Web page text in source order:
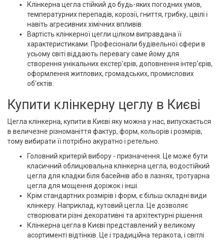
Клінкерна цегла стійкий до будь-яких погодних умов,
температурних перепадів, корозії, гниття, грибку, цвілі і
навіть агресивних хімічних впливів.
Вартість клінкерної цегли цілком виправдана її
характеристиками. Професіонали будівельної сфери в
усьому світі віддають перевагу саме йому для
створення унікальних екстер'єрів, доповнення інтер'єрів,
оформлення житлових, громадських, промислових
об'єктів.
Купити клінкерну цеглу в Києві
Цегла клінкерна, купити в Києві яку можна у нас, випускається
в величезне різноманіття фактур, форм, кольорів і розмірів,
тому вибирати її потрібно акуратно і ретельно.
Головний критерій вибору - призначення. Це може бути
класичний облицювальна клінкерна цегла, водостійкий
цегла для кладки біля басейнів або в лазнях, тротуарна
цегла для мощення доріжок і інші.
Крім стандартних розмірів і форм, є більш складні види
клінкеру. Наприклад, кутовий цегла. Це дозволяє
створювати різні декоративні та архітектурні рішення.
Клінкерна цегла в Києві представлений у великому
асортименті відтінків. Це і традиційна теракота, і світлі